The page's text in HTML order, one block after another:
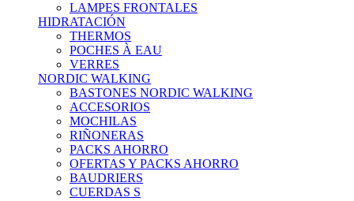
LAMPES FRONTALES
HIDRATACIÓN
THERMOS
POCHES À EAU
VERRES
NORDIC WALKING
BASTONES NORDIC WALKING
ACCESORIOS
MOCHILAS
RIÑONERAS
PACKS AHORRO
OFERTAS Y PACKS AHORRO
BAUDRIERS
CUERDAS S